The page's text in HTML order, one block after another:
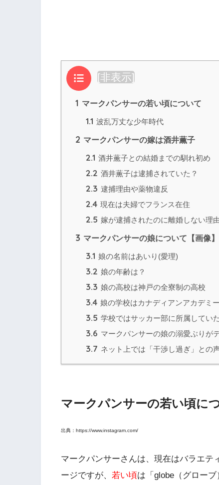
目次 [非表示]
1 マークパンサーの若い頃について
1.1 波乱万丈な少年時代
2 マークパンサーの嫁は酒井薫子
2.1 酒井薫子との結婚までの馴れ初め
2.2 酒井薫子は逮捕されていた？
2.3 逮捕理由や薬物違反
2.4 現在は夫婦でフランス在住
2.5 嫁が逮捕されたのに離婚しない理
3 マークパンサーの娘について【画像】
3.1 娘の名前はあいり(愛理)
3.2 娘の年齢は？
3.3 娘の高校は神戸の全寮制の高校
3.4 娘の学校はカナディアンアカデミ
3.5 学校ではサッカー部に所属してい
3.6 マークパンサーの娘の溺愛ぶりが
3.7 ネット上では「干渉し過ぎ」との
マークパンサーの若い頃に
出典：https://www.instagram.com/
マークパンサーさんは、現在はバラエテ
ージですが、 若い頃は「globe（グロー